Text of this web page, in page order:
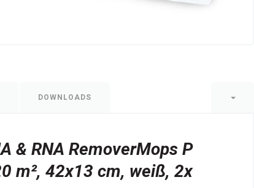
DOWNLOADS
& RNA RemoverMops P
m², 42x13 cm, weiß, 2x